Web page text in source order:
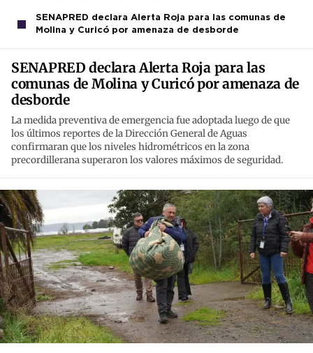
SENAPRED declara Alerta Roja para las comunas de
Molina y Curicó por amenaza de desborde
SENAPRED declara Alerta Roja para las
comunas de Molina y Curicó por amenaza de
desborde
La medida preventiva de emergencia fue adoptada luego de que
los últimos reportes de la Dirección General de Aguas
confirmaran que los niveles hidrométricos en la zona
precordillerana superaron los valores máximos de seguridad.